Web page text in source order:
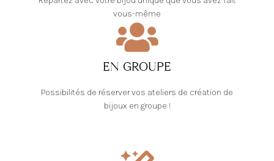
EN GROUPE
Possibilités de réserver vos ateliers de création de
bijoux en groupe !
vous-même